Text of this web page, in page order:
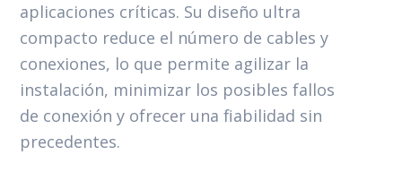
aplicaciones críticas. Su diseño ultra
compacto reduce el número de cables y
conexiones, lo que permite agilizar la
instalación, minimizar los posibles fallos
de conexión y ofrecer una fiabilidad sin
precedentes.